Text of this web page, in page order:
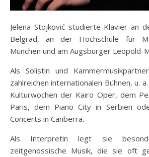
Jelena Stojković studierte Klavier an
Belgrad, an der Hochschule für
München und am Augsburger Leopold-
Als Solistin und
zahlreichen internationalen Bühnen, u.
Kulturwochen der Kairo Oper, dem
Paris, dem Piano City in Serbien
Concerts in Canberra.
Als Interpretin legt sie
zeitgenössische Musik, die sie oft